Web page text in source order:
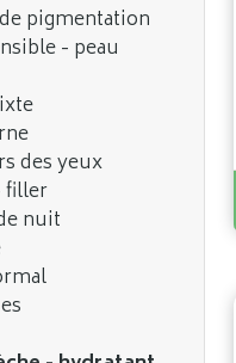
pigmentation
- peau
des yeux
filler
nuit